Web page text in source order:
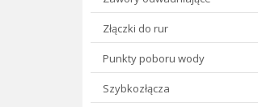
Złączki do rur
Punkty poboru wody
Szybkozłącza